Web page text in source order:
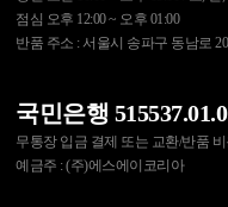
점심 오후 12:00 ~ 오후 01:00
반품 주소 : 서울시 송파구 동남로
국민은행
무통장 입금 결제 또는 교환/반품
예금주 : (주)에스에이코리아